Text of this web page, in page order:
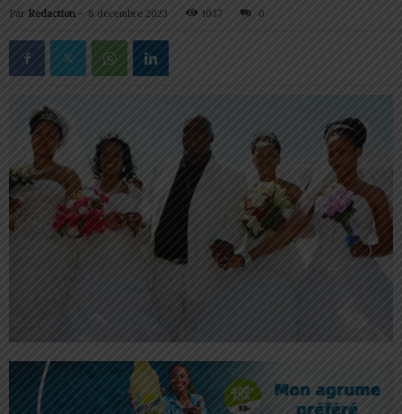
Par Redaction - 8 décembre 2023 1037 0